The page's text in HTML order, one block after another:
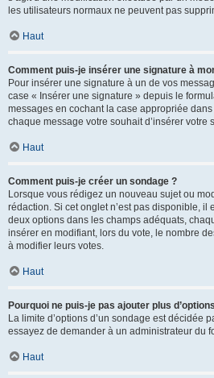
les utilisateurs normaux ne peuvent pas
Haut
Comment puis-je insérer une signature à
Pour insérer une signature à un de vos
case « Insérer une signature » depuis le
messages en cochant la case appropriée
chaque message votre souhait d’insérer votre
Haut
Comment puis-je créer un sondage ?
Lorsque vous rédigez un nouveau sujet ou
rédaction. Si cet onglet n’est pas disponible,
deux options dans les champs adéquats,
insérer en modifiant, lors du vote, le nombre
à modifier leurs votes.
Haut
Pourquoi ne puis-je pas ajouter plus
La limite d’options d’un sondage est décidée
essayez de demander à un administrateur du
Haut